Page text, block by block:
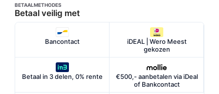
BETAALMETHODES
Betaal veilig met
Bancontact
iDEAL | Wero Meest
gekozen
Betaal in 3 delen, 0% rente
€500,- aanbetalen via iDeal
of Bankcontact